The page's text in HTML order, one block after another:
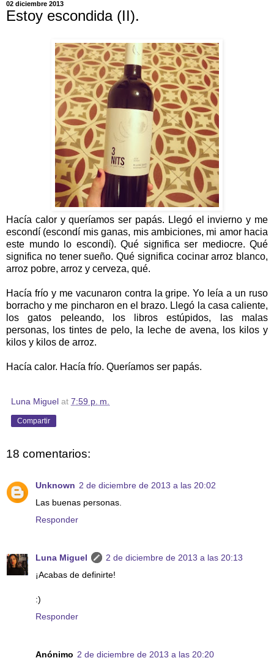
02 diciembre 2013
Estoy escondida (II).
Hacía calor y queríamos ser papás. Llegó el invierno y me
escondí (escondí mis ganas, mis ambiciones, mi amor hacia
este mundo lo escondí). Qué significa ser mediocre. Qué
significa no tener sueño. Qué significa cocinar arroz blanco,
arroz pobre, arroz y cerveza, qué.
Hacía frío y me vacunaron contra la gripe. Yo leía a un ruso
borracho y me pincharon en el brazo. Llegó la casa caliente,
los gatos peleando, los libros estúpidos, las malas
personas, los tintes de pelo, la leche de avena, los kilos y
kilos y kilos de arroz.
Hacía calor. Hacía frío. Queríamos ser papás.
Luna Miguel at 7:59 p. m.
Compartir
18 comentarios:
Unknown 2 de diciembre de 2013 a las 20:02
Las buenas personas.
Responder
Luna Miguel
2 de diciembre de 2013 a las 20:13
¡Acabas de definirte!
:)
Responder
Anónimo 2 de diciembre de 2013 a las 20:20